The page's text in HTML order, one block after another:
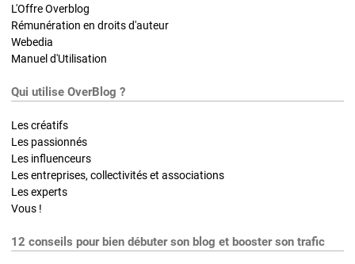
L'Offre Overblog
Rémunération en droits d'auteur
Webedia
Manuel d'Utilisation
Qui utilise OverBlog ?
Les créatifs
Les passionnés
Les influenceurs
Les entreprises, collectivités et associations
Les experts
Vous !
12 conseils pour bien débuter son blog et booster son trafic